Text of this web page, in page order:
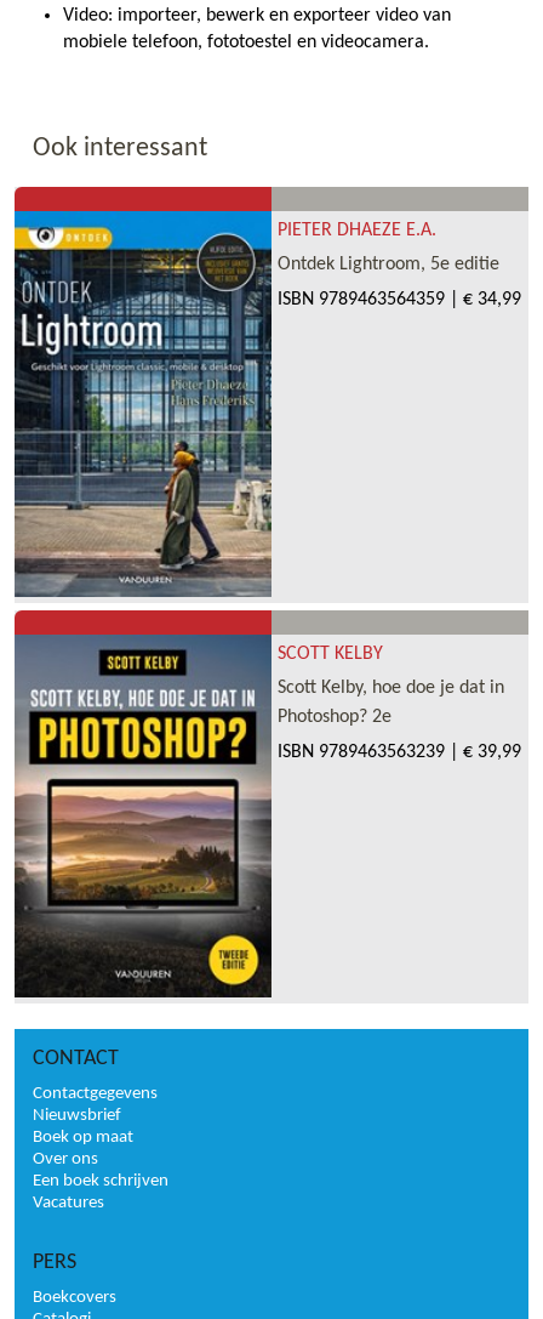
Video: importeer, bewerk en exporteer video van
mobiele telefoon, fototoestel en videocamera.
Ook interessant
PIETER DHAEZE E.A.
Ontdek Lightroom, 5e editie
ISBN 9789463564359 € 34,99
SCOTT KELBY
Scott Kelby, hoe doe je dat in
Photoshop? 2e
ISBN 9789463563239 € 39,99
CONTACT
Contactgegevens
Nieuwsbrief
Boek op maat
Over ons
Een boek schrijven
Vacatures
PERS
Boekcovers